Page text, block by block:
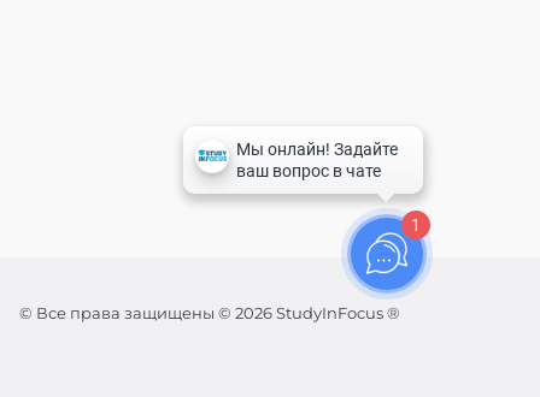
© Все права защищены © 2026 StudyInFocus ®
1